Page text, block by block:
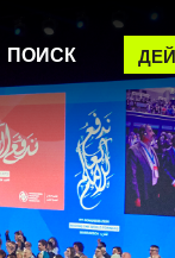
ПОИСК